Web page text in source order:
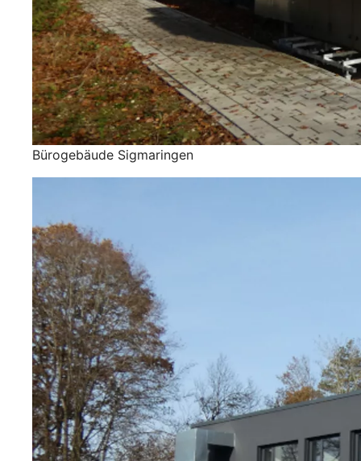
Bürogebäude Sigmaringen